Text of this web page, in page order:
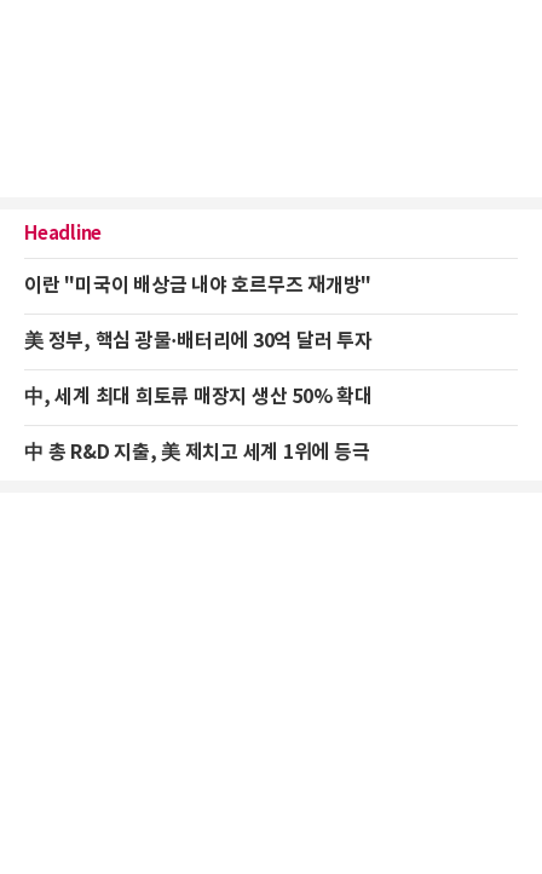
Headline
이란 "미국이 배상금 내야 호르무즈 재개방"
美 정부, 핵심 광물·배터리에 30억 달러 투자
中, 세계 최대 희토류 매장지 생산 50% 확대
中 총 R&D 지출, 美 제치고 세계 1위에 등극